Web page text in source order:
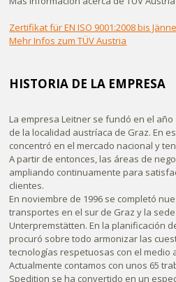
Zertifikat für EN ISO 9001:2008 bis
Mehr Infos zum TÜV Austria
HISTORIA DE LA EMPRESA
La empresa Leitner se fundó en el
de la localidad austríaca de Graz. En
concentró en el mercado nacional y
A partir de entonces, las áreas de
ampliando continuamente para
clientes.
En noviembre de 1996 se completó
transportes en el sur de Graz y la
Unterpremstätten. En la planificación
procuró sobre todo armonizar las
tecnologías respetuosas con el medio
Actualmente contamos con unos 65
Spedition se ha convertido en un